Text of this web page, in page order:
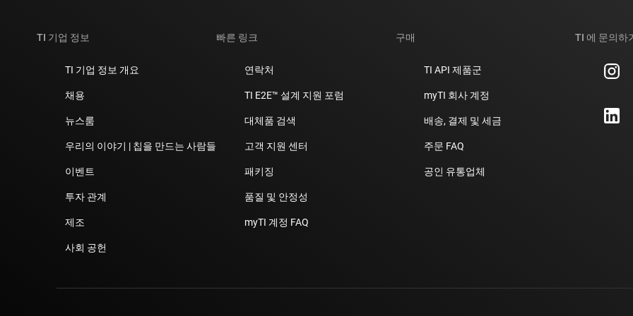
TI 기업 정보
TI 기업 정보 개요
채용
뉴스룸
우리의 이야기 | 칩을 만드는 사람들
이벤트
투자 관계
제조
사회 공헌
빠른 링크
연락처
TI E2E™ 설계 지원 포럼
대체품 검색
고객 지원 센터
패키징
품질 및 안정성
myTI 계정 FAQ
구매
TI API 제품군
myTI 회사 계정
배송, 결제 및 세금
주문 FAQ
공인 유통업체
TI 에 문의하